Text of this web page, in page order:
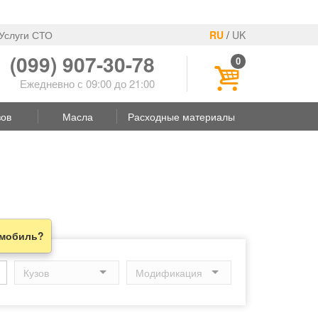
RU / UK
СТО
(099) 907-30-78
Ежедневно с 09:00 до 21:00
0
Масла Расходные материалы